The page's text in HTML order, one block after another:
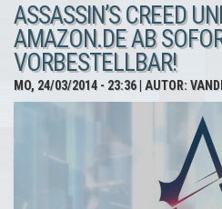
Unity:
Ballsaal mit
Unreal
nachgebaut
ASSASSIN’S CREED
AMAZON.DE AB
VORBESTELLBAR!
MO, 24/03/2014 - 23:36| AUTOR: